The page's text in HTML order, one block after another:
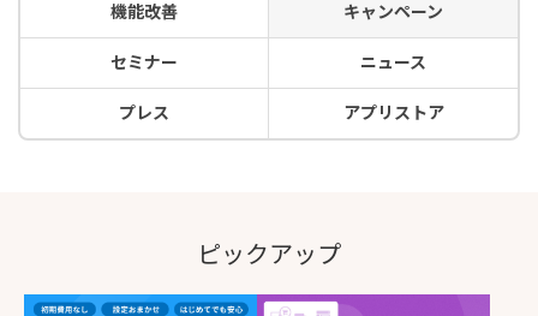
機能改善 キャンペーン
セミナー ニュース
プレス アプリストア
ピックアップ